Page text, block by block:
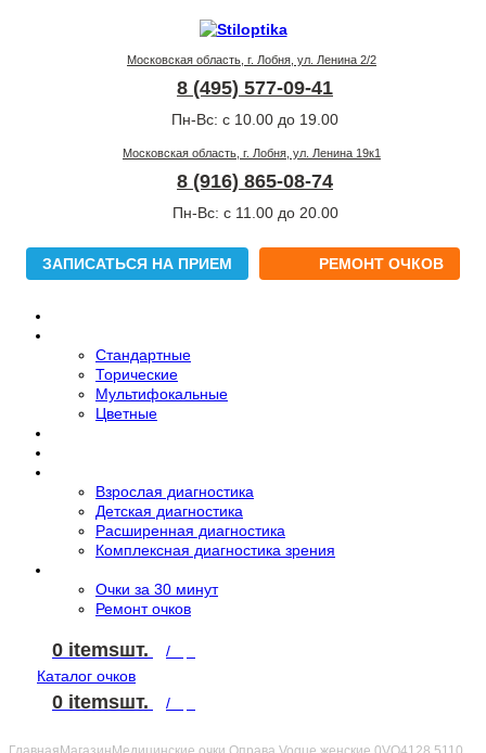
Московская область, г. Лобня, ул. Ленина 2/2
8 (495) 577-09-41
Пн-Вс: с 10.00 до 19.00
Московская область, г. Лобня, ул. Ленина 19к1
8 (916) 865-08-74
Пн-Вс: с 11.00 до 20.00
ЗАПИСАТЬСЯ НА ПРИЕМ РЕМОНТ ОЧКОВ
Стандартные
Торические
Мультифокальные
Цветные
Взрослая диагностика
Детская диагностика
Расширенная диагностика
Комплексная диагностика зрения
Очки за 30 минут
Ремонт очков
0 items /
Каталог очков
0 items /